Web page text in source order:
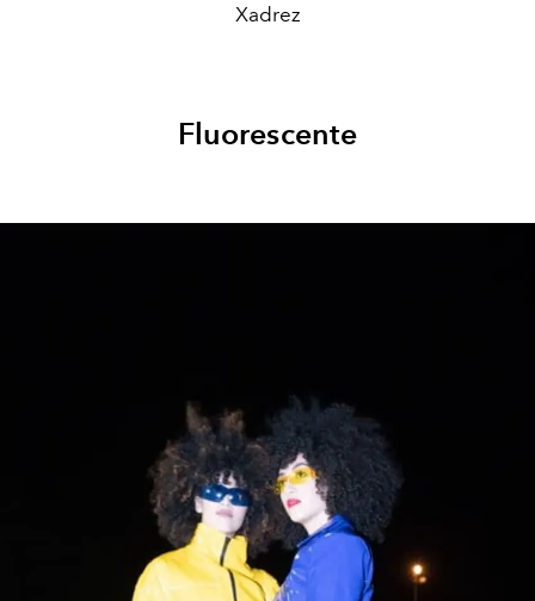
Xadrez
Fluorescente